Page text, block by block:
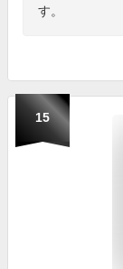
す。
15